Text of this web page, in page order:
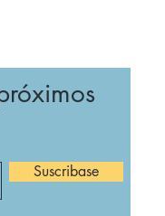
Suscribase